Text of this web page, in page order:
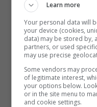
L’istituto italiano
potenza del
Di Valeria
Learn more
Your personal data will
your device (cookies,
data) may be stored by,
partners, or used
may use precise
Some vendors may
of legitimate interest,
your options below.
or in the site menu to
and cookie settings.